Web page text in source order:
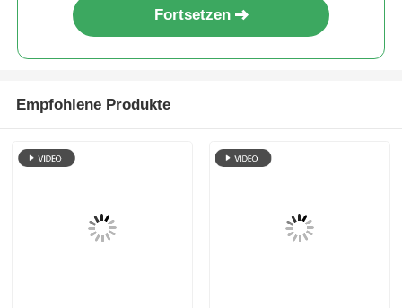
Fortsetzen
Empfohlene Produkte